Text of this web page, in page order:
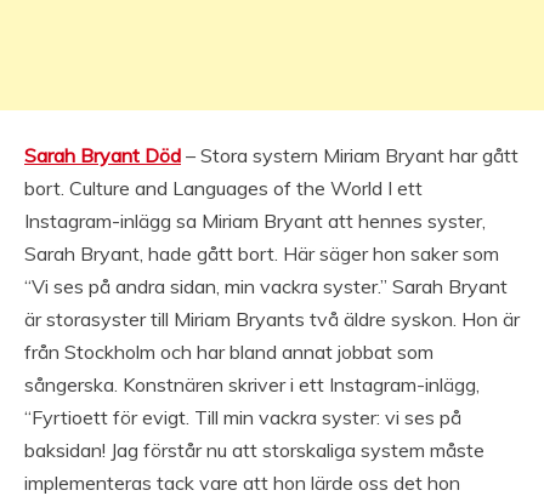
Sarah Bryant Död – Stora systern Miriam Bryant har gått
bort. Culture and Languages of the World I ett
Instagram-inlägg sa Miriam Bryant att hennes syster,
Sarah Bryant, hade gått bort. Här säger hon saker som
“Vi ses på andra sidan, min vackra syster.” Sarah Bryant
är storasyster till Miriam Bryants två äldre syskon. Hon är
från Stockholm och har bland annat jobbat som
sångerska. Konstnären skriver i ett Instagram-inlägg,
“Fyrtioett för evigt. Till min vackra syster: vi ses på
baksidan! Jag förstår nu att storskaliga system måste
implementeras tack vare att hon lärde oss det hon